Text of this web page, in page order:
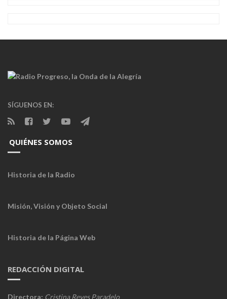
SÍGUENOS EN:
QUIÉNES SOMOS
Historia de la Radio
Misión, Visión y Objeto Social
Historia de la Página Web
REDACCIÓN DIGITAL
Directora: Cristina Reyes Paradelo